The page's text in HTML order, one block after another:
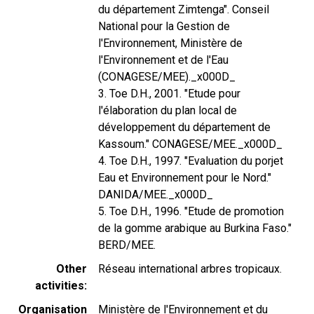
du département Zimtenga". Conseil
National pour la Gestion de
l'Environnement, Ministère de
l'Environnement et de l'Eau
(CONAGESE/MEE)._x000D_
3. Toe D.H., 2001. "Etude pour
l'élaboration du plan local de
développement du département de
Kassoum." CONAGESE/MEE._x000D_
4. Toe D.H., 1997. "Evaluation du porjet
Eau et Environnement pour le Nord."
DANIDA/MEE._x000D_
5. Toe D.H., 1996. "Etude de promotion
de la gomme arabique au Burkina Faso."
BERD/MEE.
Other
activities
Réseau international arbres tropicaux.
Organisation Ministère de l'Environnement et du